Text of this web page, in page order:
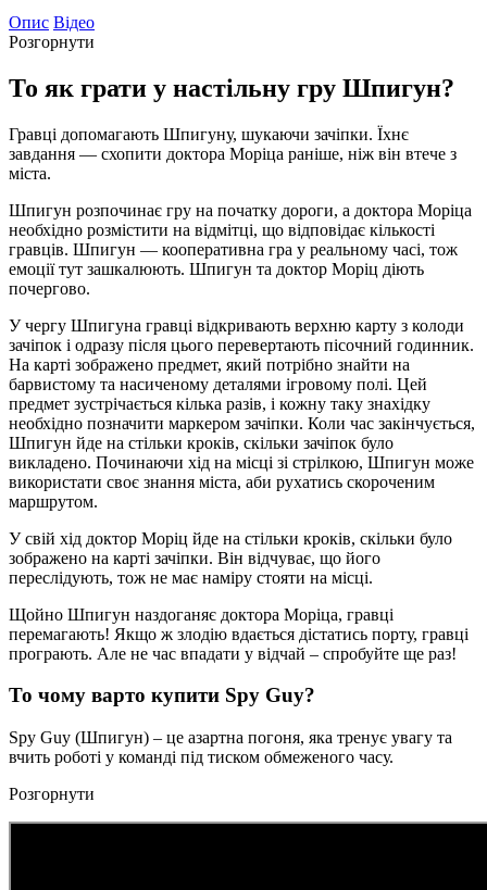
Опис Відео
Розгорнути
То як грати у настільну гру Шпигун?
Гравці допомагають Шпигуну, шукаючи зачіпки. Їхнє
завдання — схопити доктора Моріца раніше, ніж він втече з
міста.
Шпигун розпочинає гру на початку дороги, а доктора Моріца
необхідно розмістити на відмітці, що відповідає кількості
гравців. Шпигун — кооперативна гра у реальному часі, тож
емоції тут зашкалюють. Шпигун та доктор Моріц діють
почергово.
У чергу Шпигуна гравці відкривають верхню карту з колоди
зачіпок і одразу після цього перевертають пісочний годинник.
На карті зображено предмет, який потрібно знайти на
барвистому та насиченому деталями ігровому полі. Цей
предмет зустрічається кілька разів, і кожну таку знахідку
необхідно позначити маркером зачіпки. Коли час закінчується,
Шпигун йде на стільки кроків, скільки зачіпок було
викладено. Починаючи хід на місці зі стрілкою, Шпигун може
використати своє знання міста, аби рухатись скороченим
маршрутом.
У свій хід доктор Моріц йде на стільки кроків, скільки було
зображено на карті зачіпки. Він відчуває, що його
переслідують, тож не має наміру стояти на місці.
Щойно Шпигун наздоганяє доктора Моріца, гравці
перемагають! Якщо ж злодію вдається дістатись порту, гравці
програють. Але не час впадати у відчай – спробуйте ще раз!
То чому варто купити Spy Guy?
Spy Guy (Шпигун) – це азартна погоня, яка тренує увагу та
вчить роботі у команді під тиском обмеженого часу.
Розгорнути